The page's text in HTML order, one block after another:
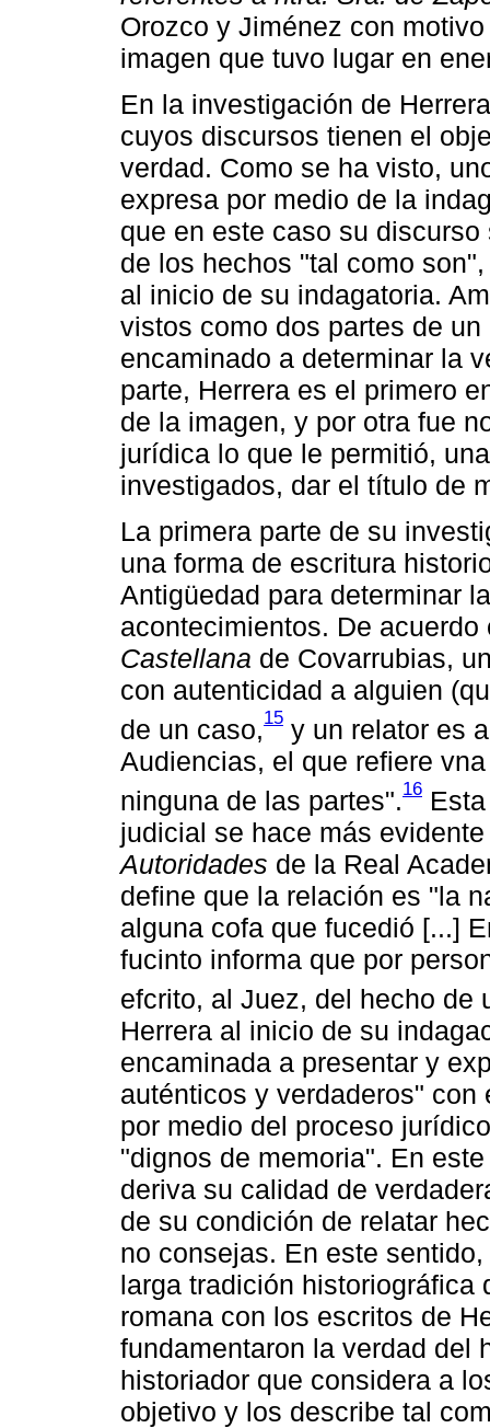
Orozco y Jiménez con
imagen que tuvo lugar en
En la investigación de
cuyos discursos tienen el
verdad. Como se ha visto,
expresa por medio de la
que en este caso su
de los hechos "tal como
al inicio de su indagatoria.
vistos como dos partes de
encaminado a determinar la
parte, Herrera es el primero
de la imagen, y por otra fue
jurídica lo que le permitió,
investigados, dar el título de
La primera parte de su
una forma de escritura
Antigüedad para determinar
acontecimientos. De
Castellana de Covarrubias,
con autenticidad a alguien
de un caso,15 y un relator es
Audiencias, el que refiere
ninguna de las partes".16
judicial se hace más
Autoridades de la Real
define que la relación es "la
alguna cofa que fucedió [...]
fucinto informa que por
efcrito, al Juez, del hecho de
Herrera al inicio de su
encaminada a presentar y
auténticos y verdaderos"
por medio del proceso
"dignos de memoria". En
deriva su calidad de
de su condición de relatar
no consejas. En este
larga tradición historiográfica
romana con los escritos de
fundamentaron la verdad del
historiador que considera a
objetivo y los describe tal